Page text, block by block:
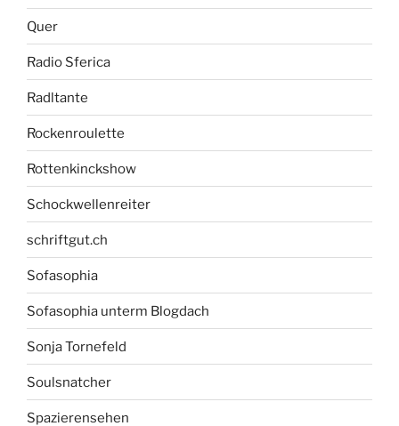
Quer
Radio Sferica
Radltante
Rockenroulette
Rottenkinckshow
Schockwellenreiter
schriftgut.ch
Sofasophia
Sofasophia unterm Blogdach
Sonja Tornefeld
Soulsnatcher
Spazierensehen